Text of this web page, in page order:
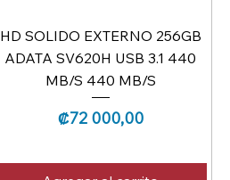
HD SOLIDO EXTERNO 256GB
ADATA SV620H USB 3.1 440
MB/S 440 MB/S
Precio
₡72 000,00